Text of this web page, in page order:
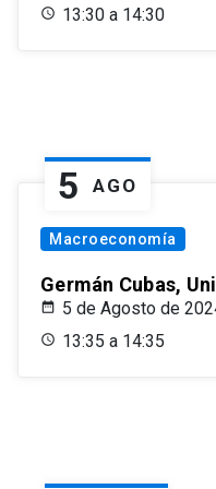
13:30 a 14:30
5 AGO
Macroeconomía
Germán Cubas,
5 de Agosto de
13:35 a 14:35